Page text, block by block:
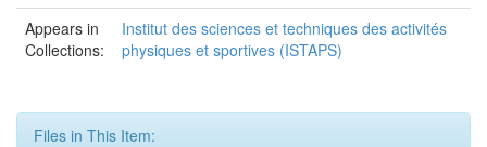
Appears in
Collections:
Institut des sciences et techniques des activités
physiques et sportives (ISTAPS)
Files in This Item: